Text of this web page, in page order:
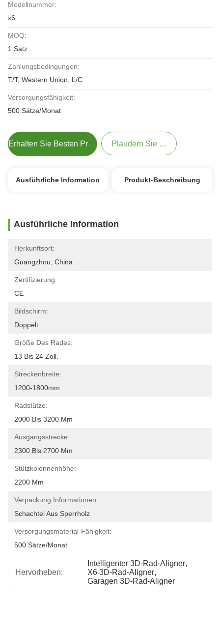
Modellnummer:
x6
MOQ:
1 Satz
Zahlungsbedingungen:
T/T, Western Union, L/C
Versorgungsfähigkeit:
500 Sätze/Monat
Erhalten Sie Besten Preis Plaudern Sie Jetzt
Ausführliche Information Produkt-Beschreibung
Ausführliche Information
Herkunftsort:
Guangzhou, China
Zertifizierung:
CE
Bildschirm:
Doppelt.
Größe Des Rades:
13 Bis 24 Zoll.
Streckenbreite:
1200-1800mm
Radstütze:
2000 Bis 3200 Mm
Ausgangsstrecke:
2300 Bis 2700 Mm
Stützkolonnenhöhe:
2200 Mm
Verpackung Informationen:
Schachtel Aus Sperrholz
Versorgungsmaterial-Fähigkeit:
500 Sätze/Monat
Hervorheben:
Intelligenter 3D-Rad-Aligner,
X6 3D-Rad-Aligner,
Garagen 3D-Rad-Aligner